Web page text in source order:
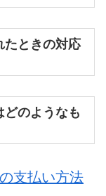
たときの対応
どのようなも
支払い方法